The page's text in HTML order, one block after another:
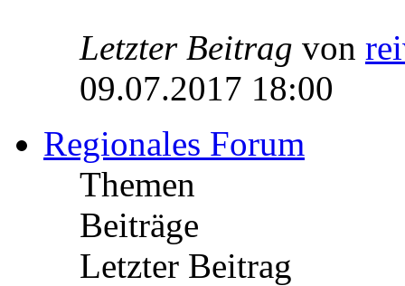
Letzter Beitrag von
09.07.2017 18:00
Regionales Forum
Themen
Beiträge
Letzter Beitrag